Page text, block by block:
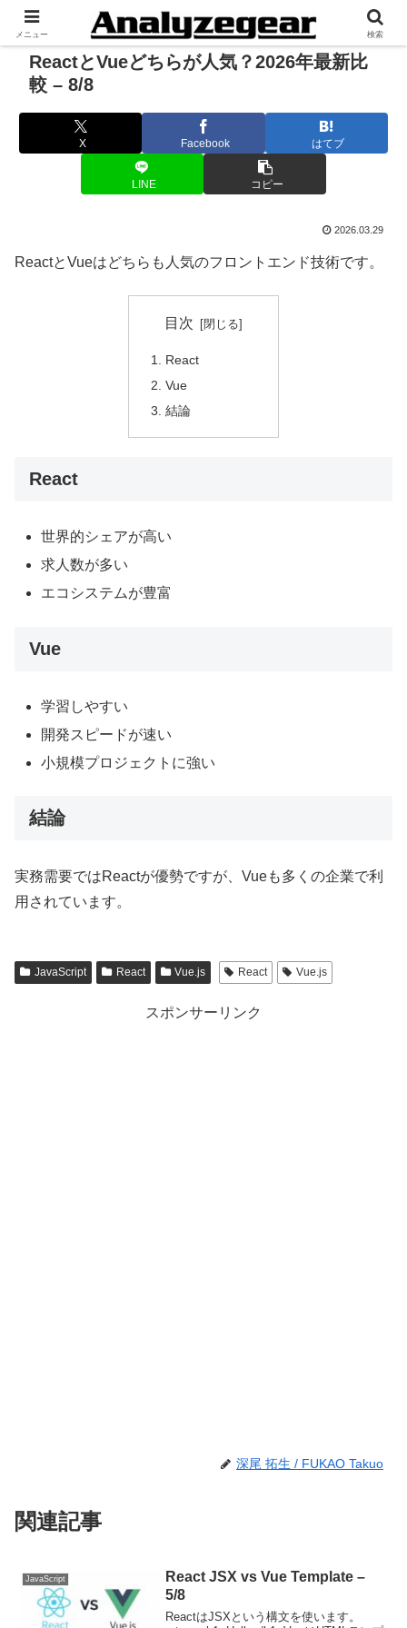
ReactとVueどちらが人気？2026年最新比
較 – 8/8
X Facebook はてブ
LINE コピー
2026.03.29
ReactとVueはどちらも人気のフロントエンド技術です。
目次
React
Vue
結論
React
世界的シェアが高い
求人数が多い
エコシステムが豊富
Vue
学習しやすい
開発スピードが速い
小規模プロジェクトに強い
結論
実務需要ではReactが優勢ですが、Vueも多くの企業で利
用されています。
JavaScript React Vue.js React Vue.js
スポンサーリンク
深尾 拓生 / FUKAO Takuo
関連記事
JavaScript
React JSX vs Vue Template –
5/8
ReactはJSXという構文を使います。
メニュー 検索